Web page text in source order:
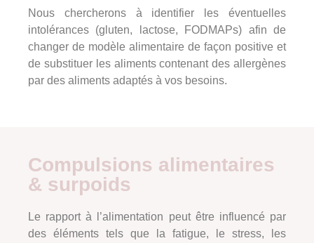
Nous chercherons à identifier les éventuelles
intolérances (gluten, lactose, FODMAPs) afin de
changer de modèle alimentaire de façon positive et
de substituer les aliments contenant des allergènes
par des aliments adaptés à vos besoins.
Compulsions alimentaires
& surpoids
Le rapport à l’alimentation peut être influencé par
des éléments tels que la fatigue, le stress, les